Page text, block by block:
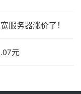
服务器涨价了！
元